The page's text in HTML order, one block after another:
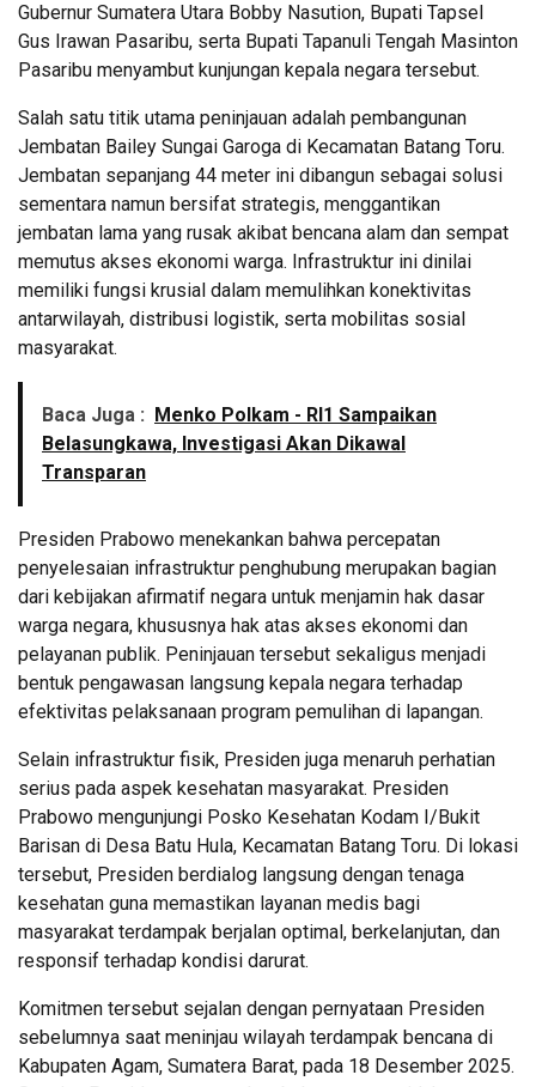
Gubernur Sumatera Utara Bobby Nasution, Bupati Tapsel
Gus Irawan Pasaribu, serta Bupati Tapanuli Tengah Masinton
Pasaribu menyambut kunjungan kepala negara tersebut.
Salah satu titik utama peninjauan adalah pembangunan
Jembatan Bailey Sungai Garoga di Kecamatan Batang Toru.
Jembatan sepanjang 44 meter ini dibangun sebagai solusi
sementara namun bersifat strategis, menggantikan
jembatan lama yang rusak akibat bencana alam dan sempat
memutus akses ekonomi warga. Infrastruktur ini dinilai
memiliki fungsi krusial dalam memulihkan konektivitas
antarwilayah, distribusi logistik, serta mobilitas sosial
masyarakat.
Baca Juga :
Menko Polkam - RI1 Sampaikan
Belasungkawa, Investigasi Akan Dikawal
Transparan
Presiden Prabowo menekankan bahwa percepatan
penyelesaian infrastruktur penghubung merupakan bagian
dari kebijakan afirmatif negara untuk menjamin hak dasar
warga negara, khususnya hak atas akses ekonomi dan
pelayanan publik. Peninjauan tersebut sekaligus menjadi
bentuk pengawasan langsung kepala negara terhadap
efektivitas pelaksanaan program pemulihan di lapangan.
Selain infrastruktur fisik, Presiden juga menaruh perhatian
serius pada aspek kesehatan masyarakat. Presiden
Prabowo mengunjungi Posko Kesehatan Kodam I/Bukit
Barisan di Desa Batu Hula, Kecamatan Batang Toru. Di lokasi
tersebut, Presiden berdialog langsung dengan tenaga
kesehatan guna memastikan layanan medis bagi
masyarakat terdampak berjalan optimal, berkelanjutan, dan
responsif terhadap kondisi darurat.
Komitmen tersebut sejalan dengan pernyataan Presiden
sebelumnya saat meninjau wilayah terdampak bencana di
Kabupaten Agam, Sumatera Barat, pada 18 Desember 2025.